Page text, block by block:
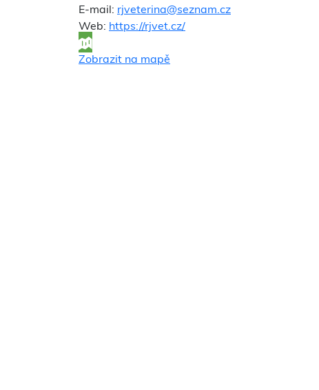
E-mail: rjveterina@seznam.cz
Web: https://rjvet.cz/
Zobrazit na mapě